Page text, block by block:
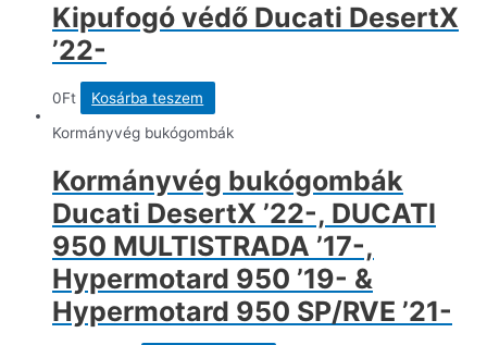
Kipufogó védő Ducati DesertX
’22-
0Ft
Kosárba teszem
Kormányvég bukógombák
Kormányvég bukógombák
Ducati DesertX ’22-, DUCATI
950 MULTISTRADA ’17-,
Hypermotard 950 ’19- &
Hypermotard 950 SP/RVE ’21-